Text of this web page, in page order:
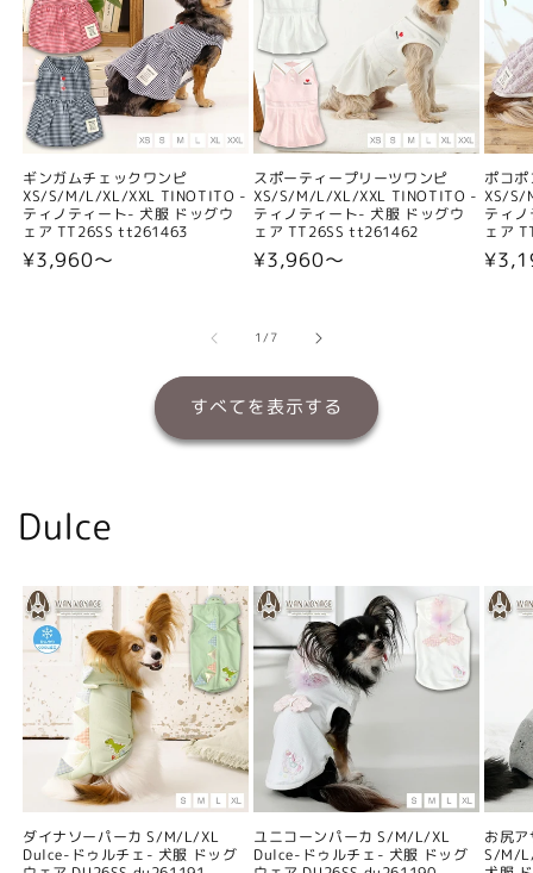
ギンガムチェックワンピ
XS/S/M/L/XL/XXL TINOTITO -
ティノティート- 犬服 ドッグウ
ェア TT26SS tt261463
通
¥3,960〜
スポーティープリーツワンピ
XS/S/M/L/XL/XXL TINOTITO -
ティノティート- 犬服 ドッグウ
ェア TT26SS tt261462
通
格
¥3,960〜
ポコ
XS/S/
ティ
ェア
通
1/の
7
すべてを表示する
Dulce
ダイナソーパーカ S/M/L/XL
Dulce-ドゥルチェ- 犬服 ドッグ
ユニコーンパーカ S/M/L/XL
Dulce-ドゥルチェ- 犬服 ドッグ
お尻
S/M/